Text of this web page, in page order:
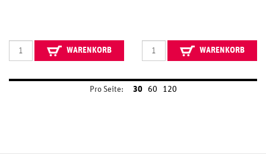
WARENKORB WARENKORB
Pro Seite: 30 60 120